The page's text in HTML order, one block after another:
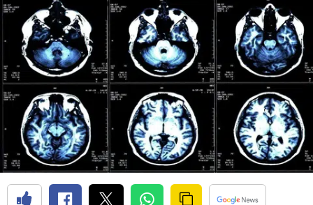
Bitlis
Bolu
Burdur
Bursa
Çanakkale
Çankırı
Çorum